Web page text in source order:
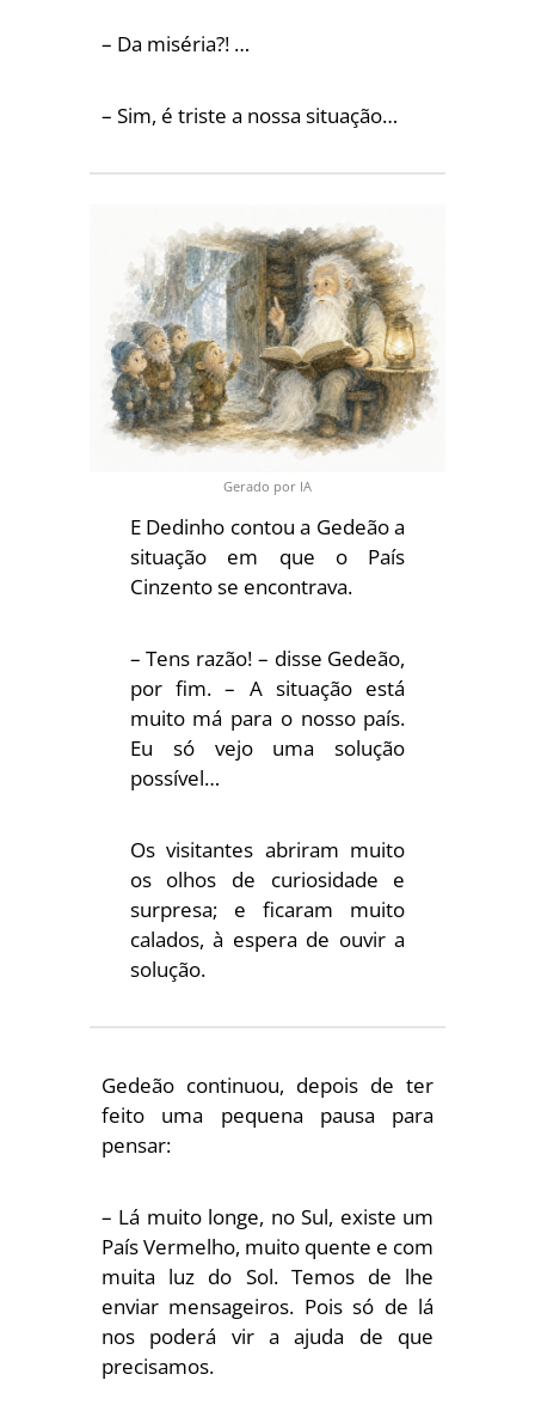
– Da miséria?! …
– Sim, é triste a nossa situação…
E Dedinho contou a Gedeão a
situação em que o País
Cinzento se encontrava.
– Tens razão! – disse Gedeão,
por fim. – A situação está
muito má para o nosso país.
Eu só vejo uma solução
possível…
Os visitantes abriram muito
os olhos de curiosidade e
surpresa; e ficaram muito
calados, à espera de ouvir a
solução.
Gerado por IA
Gedeão continuou, depois de ter
feito uma pequena pausa para
pensar:
– Lá muito longe, no Sul, existe um
País Vermelho, muito quente e com
muita luz do Sol. Temos de lhe
enviar mensageiros. Pois só de lá
nos poderá vir a ajuda de que
precisamos.